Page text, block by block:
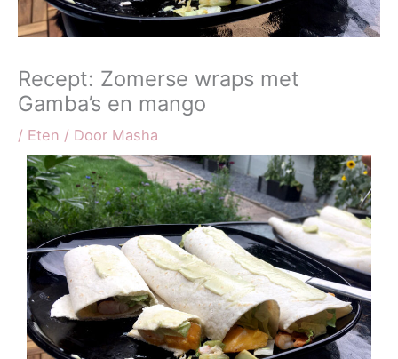
Recept: Zomerse wraps met
Gamba’s en mango
/ Eten / Door Masha